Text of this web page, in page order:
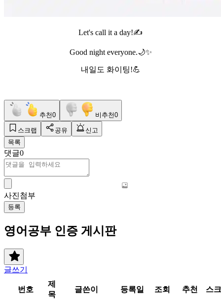
Let's call it a day!✍️
Good night everyone.🌙✨️
내일도 화이팅!💪
추천0 비추천0
스크랩 공유
신고
목록
댓글0
사진첨부
등록
영어공부 인증 게시판
글쓰기
번호
제
목
글쓴이 등록일 조회 추천 스